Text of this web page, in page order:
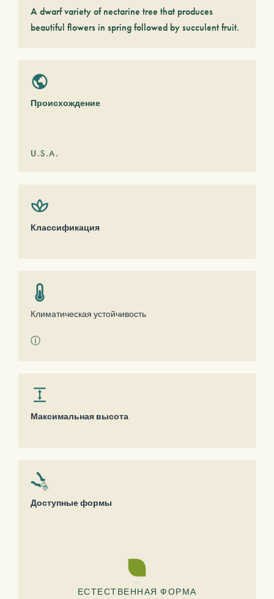
A dwarf variety of nectarine tree that produces
beautiful flowers in spring followed by succulent fruit.
Происхождение
U.S.A.
Классификация
Климатическая устойчивость
ⓘ
Максимальная высота
Доступные формы
ЕСТЕСТВЕННАЯ ФОРМА